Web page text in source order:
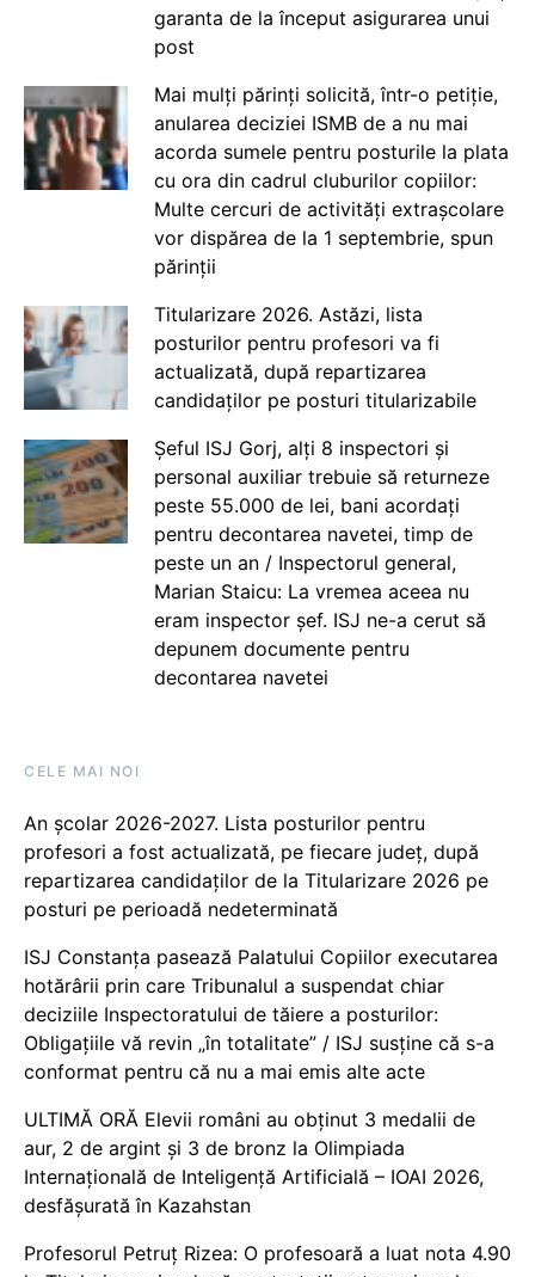
garanta de la început asigurarea unui
post
Mai mulți părinți solicită, într-o petiție,
anularea deciziei ISMB de a nu mai
acorda sumele pentru posturile la plata
cu ora din cadrul cluburilor copiilor:
Multe cercuri de activități extrașcolare
vor dispărea de la 1 septembrie, spun
părinții
Titularizare 2026. Astăzi, lista
posturilor pentru profesori va fi
actualizată, după repartizarea
candidaților pe posturi titularizabile
Șeful ISJ Gorj, alți 8 inspectori și
personal auxiliar trebuie să returneze
peste 55.000 de lei, bani acordați
pentru decontarea navetei, timp de
peste un an / Inspectorul general,
Marian Staicu: La vremea aceea nu
eram inspector șef. ISJ ne-a cerut să
depunem documente pentru
decontarea navetei
CELE MAI NOI
An școlar 2026-2027. Lista posturilor pentru
profesori a fost actualizată, pe fiecare județ, după
repartizarea candidaților de la Titularizare 2026 pe
posturi pe perioadă nedeterminată
ISJ Constanța pasează Palatului Copiilor executarea
hotărârii prin care Tribunalul a suspendat chiar
deciziile Inspectoratului de tăiere a posturilor:
Obligațiile vă revin „în totalitate” / ISJ susține că s-a
conformat pentru că nu a mai emis alte acte
ULTIMĂ ORĂ Elevii români au obținut 3 medalii de
aur, 2 de argint și 3 de bronz la Olimpiada
Internațională de Inteligență Artificială – IOAI 2026,
desfășurată în Kazahstan
Profesorul Petruț Rizea: O profesoară a luat nota 4.90